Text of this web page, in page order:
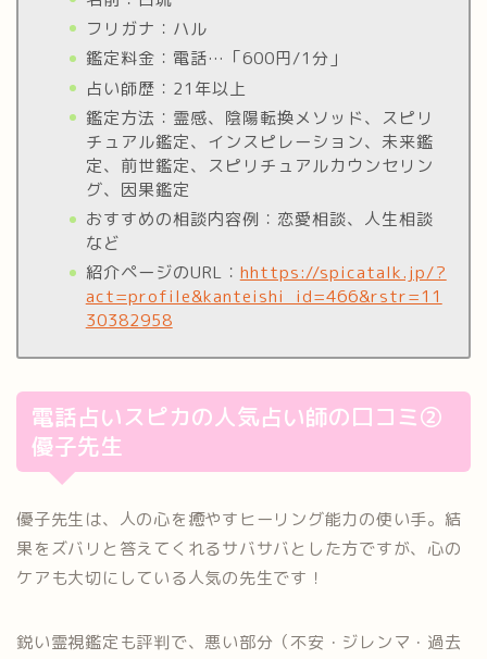
フリガナ：ハル
鑑定料金：電話…「600円/1分」
占い師歴：21年以上
鑑定方法：霊感、陰陽転換メソッド、スピリ
チュアル鑑定、インスピレーション、未来鑑
定、前世鑑定、スピリチュアルカウンセリン
グ、因果鑑定
おすすめの相談内容例：恋愛相談、人生相談
など
紹介ページのURL： hhttps://spicatalk.jp/?
act=profile&kanteishi_id=466&rstr=11
30382958
電話占いスピカの人気占い師の口コミ②
優子先生
優子先生は、人の心を癒やすヒーリング能力の使い手。結
果をズバリと答えてくれるサバサバとした方ですが、心の
ケアも大切にしている人気の先生です！
鋭い霊視鑑定も評判で、悪い部分（不安・ジレンマ・過去